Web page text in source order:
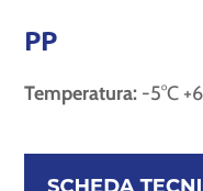
PP
Temperatura: -5°C